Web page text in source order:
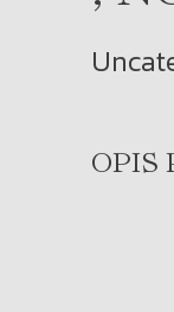
OPIS